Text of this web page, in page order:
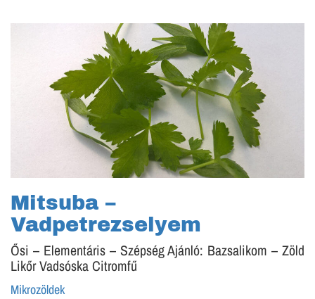
Mitsuba –
Vadpetrezselyem
Ősi – Elementáris – Szépség Ajánló: Bazsalikom – Zöld
Likőr Vadsóska Citromfű
Mikrozöldek